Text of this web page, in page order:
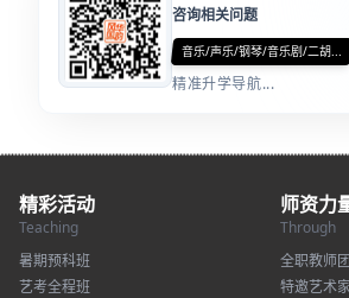
咨询相关问题
音乐/声乐/钢琴/音乐剧/二胡...
精准升学导航...
精彩活动
Teaching
暑期预科班
艺考全程班
师资力
Through
全职教师
特邀艺术